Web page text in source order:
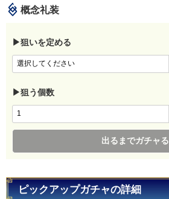
概念礼装
▶狙いを定める
▶狙う個数
出るまでガチャる
ピックアップガチャの詳細